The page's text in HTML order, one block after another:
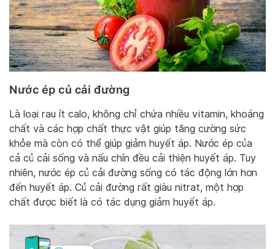
Nước ép củ cải đường
Là loại rau ít calo, không chỉ chứa nhiều vitamin, khoáng
chất và các hợp chất thực vật giúp tăng cường sức
khỏe mà còn có thể giúp giảm huyết áp. Nước ép của
cả củ cải sống và nấu chín đều cải thiện huyết áp. Tuy
nhiên, nước ép củ cải đường sống có tác động lớn hơn
đến huyết áp. Củ cải đường rất giàu nitrat, một hợp
chất được biết là có tác dụng giảm huyết áp.